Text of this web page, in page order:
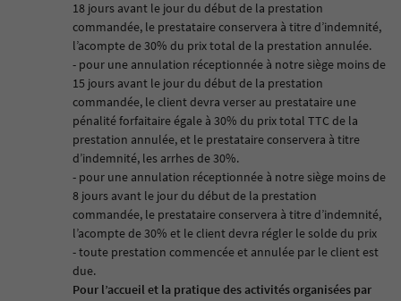
18 jours avant le jour du début de la prestation
commandée, le prestataire conservera à titre d’indemnité,
l’acompte de 30% du prix total de la prestation annulée.
- pour une annulation réceptionnée à notre siège moins de
15 jours avant le jour du début de la prestation
commandée, le client devra verser au prestataire une
pénalité forfaitaire égale à 30% du prix total TTC de la
prestation annulée, et le prestataire conservera à titre
d’indemnité, les arrhes de 30%.
- pour une annulation réceptionnée à notre siège moins de
8 jours avant le jour du début de la prestation
commandée, le prestataire conservera à titre d’indemnité,
l’acompte de 30% et le client devra régler le solde du prix
- toute prestation commencée et annulée par le client est
due.
Pour l’accueil et la pratique des activités organisées par